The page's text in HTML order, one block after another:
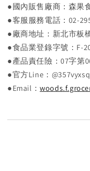
●國內販售廠商：森果
●客服服務電話：02-
●廠商地址：新北市板
●食品業登錄字號：F-
●產品責任險：07字第
●官方Line：@357vyxsq
●Email：